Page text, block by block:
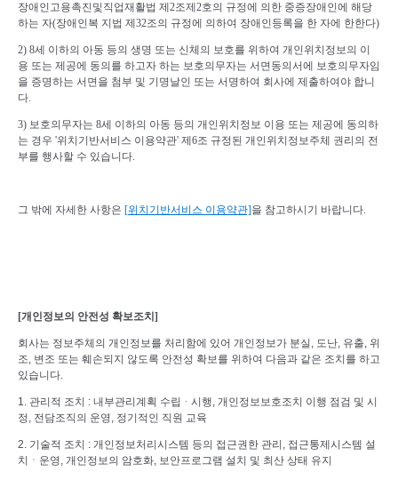
장애인고용촉진및직업재활법 제 2조제 2호의 규정에 의한 중증장애인에 해당
하는 자(장애인복 지법 제 32조의 규정에 의하여 장애인등록을 한 자에 한한다)
2) 8세 이하의 아동 등의 생명 또는 신체의 보호를 위하여 개인위치정보의 이
용 또는 제공에 동의를 하고자 하는 보호의무자는 서면동의서에 보호의무자임
을 증명하는 서면을 첨부 및 기명날인 또는 서명하여 회사에 제출하여야 합니
다.
3) 보호의무자는 8세 이하의 아동 등의 개인위치정보 이용 또는 제공에 동의하
는 경우 '위치기반서비스 이용약관' 제6조 규정된 개인위치정보주체 권리의 전
부를 행사할 수 있습니다.
그 밖에 자세한 사항은 [위치기반서비스 이용약관]을 참고하시기 바랍니다.
[개인정보의 안전성 확보조치 ]
회사는 정보주체의 개인정보를 처리함에 있어 개인정보가 분실 , 도난, 유출, 위
조, 변조 또는 훼손되지 않도록 안전성 확보를 위하여 다음과 같은 조치를 하고
있습니다.
1. 관리적 조치 : 내부관리계획 수립ᆞ시행, 개인정보보호조치 이행 점검 및 시
정, 전담조직의 운영, 정기적인 직원 교육
2. 기술적 조치 : 개인정보처리시스템 등의 접근권한 관리 , 접근통제시스템 설
치ㆍ운영, 개인정보의 암호화, 보안프로그램 설치 및 최산 상태 유지